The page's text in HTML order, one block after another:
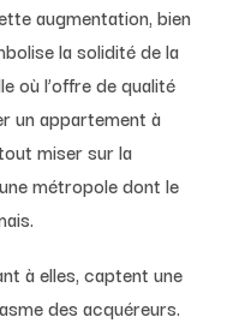
augmentation, bien
la solidité de la
où l’offre de qualité
un appartement à
miser sur la
métropole dont le
à elles, captent une
des acquéreurs.